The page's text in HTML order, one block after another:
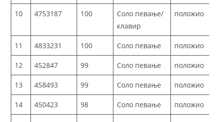
10 4753187 100
Соло певање/
клавир
положио
11 4833231 100 Соло певање положио
12 452847 99 Соло певање положио
13 458493 99 Соло певање положио
14 450423 98 Соло певање положио